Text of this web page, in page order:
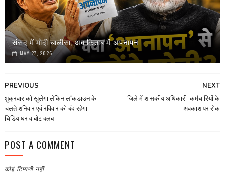
संसद में मोदी चालीसा, अब किताब में अपनापन
MAY 27, 2026
NEXT
जिले में शासकीय अधिकारी-कर्मचारियों के
अवकाश पर रोक
PREVIOUS
शुक्रवार को खुलेगा लेकिन लॉकडाउन के
चलते शनिवार एवं रविवार को बंद रहेगा
चिडियाघर व बोट क्लब
POST A COMMENT
कोई टिप्पणी नहीं